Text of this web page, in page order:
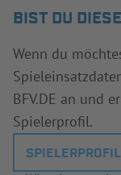
BIST DU
Wenn du
BFV.DE an und
Spielerprofil.